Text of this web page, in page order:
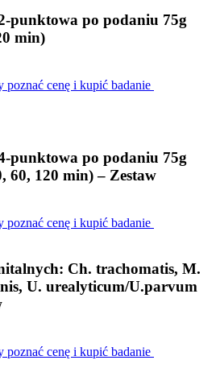
punktowa po podaniu 75g
min)
poznać cenę i kupić badanie
punktowa po podaniu 75g
60, 120 min) – Zestaw
poznać cenę i kupić badanie
Ch. trachomatis, M.
U. urealyticum/U.parvum
poznać cenę i kupić badanie